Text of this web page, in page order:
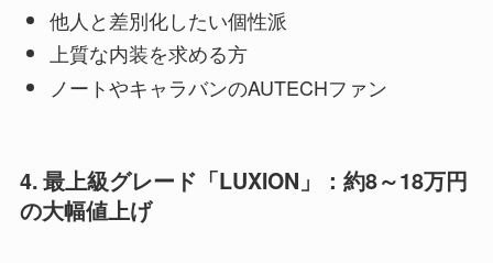
他人と差別化したい個性派
上質な内装を求める方
ノートやキャラバンのAUTECHファン
4. 最上級グレード「LUXION」：約8～18万円
の大幅値上げ